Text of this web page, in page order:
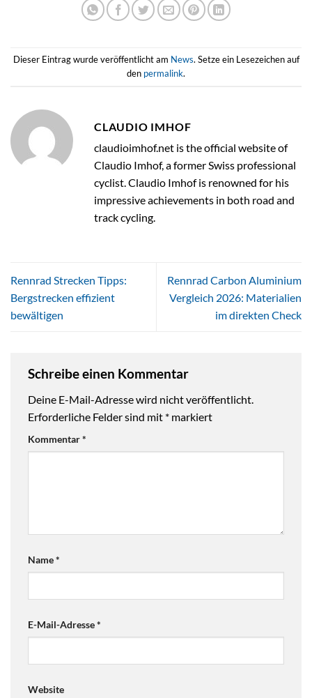
Dieser Eintrag wurde veröffentlicht am News. Setze ein Lesezeichen auf
den permalink.
CLAUDIO IMHOF
claudioimhof.net is the official website of
Claudio Imhof, a former Swiss professional
cyclist. Claudio Imhof is renowned for his
impressive achievements in both road and
track cycling.
Rennrad Strecken Tipps:
Bergstrecken effizient
bewältigen
Rennrad Carbon Aluminium
Vergleich 2026: Materialien
im direkten Check
Schreibe einen Kommentar
Deine E-Mail-Adresse wird nicht veröffentlicht.
Erforderliche Felder sind mit * markiert
Kommentar*
Name*
E-Mail-Adresse*
Website